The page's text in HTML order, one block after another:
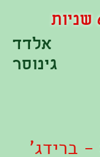
אלדד
גינוסר